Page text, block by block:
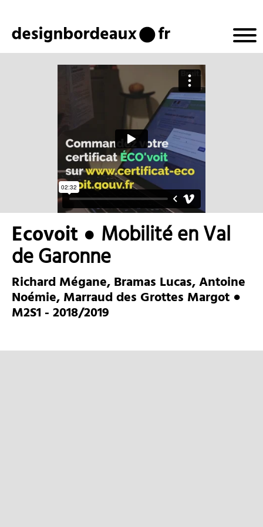
design
Ecovoit ● Mobilité en Val
de Garonne
Richard Mégane, Bramas Lucas, Antoine
Noémie, Marraud des Grottes Margot ●
M2S1 - 2018/2019